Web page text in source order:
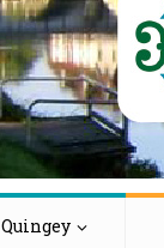
Quingey